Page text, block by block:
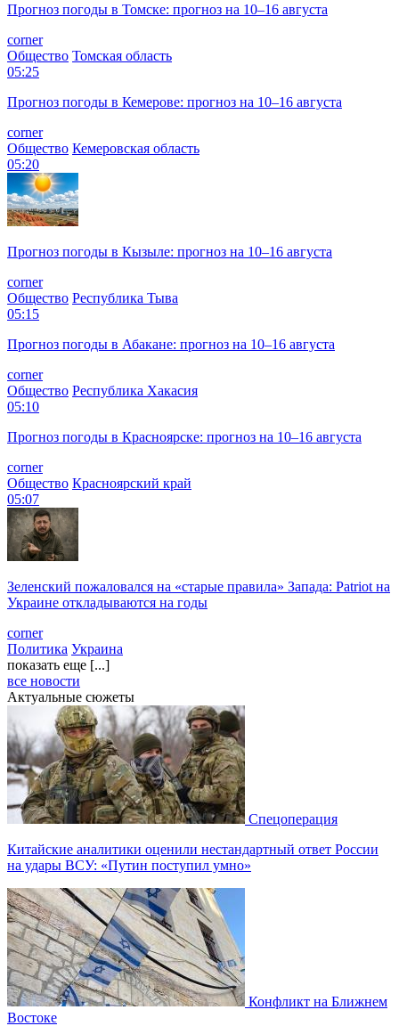
Прогноз погоды в Томске: прогноз на 10–16 августа
corner
Общество Томская область
05:25
Прогноз погоды в Кемерове: прогноз на 10–16 августа
corner
Общество Кемеровская область
05:20
Прогноз погоды в Кызыле: прогноз на 10–16 августа
corner
Общество Республика Тыва
05:15
Прогноз погоды в Абакане: прогноз на 10–16 августа
corner
Общество Республика Хакасия
05:10
Прогноз погоды в Красноярске: прогноз на 10–16 августа
corner
Общество Красноярский край
05:07
Зеленский пожаловался на «старые правила» Запада: Patriot на
Украине откладываются на годы
corner
Политика Украина
показать еще [...]
все новости
Актуальные сюжеты
Спецоперация
Китайские аналитики оценили нестандартный ответ России
на удары ВСУ: «Путин поступил умно»
Конфликт на Ближнем
Востоке